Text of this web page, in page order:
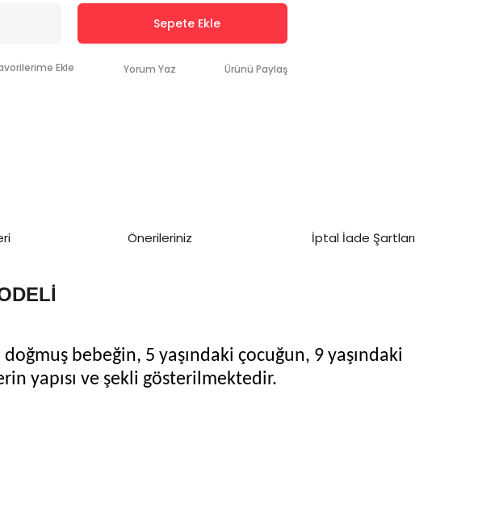
Sepete Ekle
Yorum Yaz Ürünü Paylaş
Önerileriniz İptal İade Şartları
bebeğin, 5 yaşındaki çocuğun, 9 yaşındaki
yapısı ve şekli gösterilmektedir.